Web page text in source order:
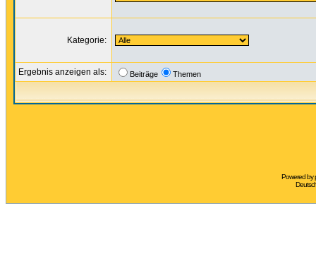
Kategorie:
Ergebnis anzeigen als: Beiträge Themen
Powered by